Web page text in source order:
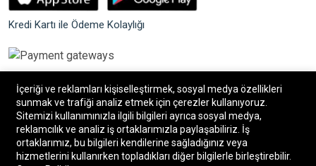
Kredi Kartı ile Ödeme Kolaylığı
©2026 Bilgin Güvenlik Sistemleri. Tüm hakları saklıdır.
İçeriği ve reklamları kişiselleştirmek, sosyal medya özellikleri
sunmak ve trafiği analiz etmek için çerezler kullanıyoruz.
Sitemizi kullanımınızla ilgili bilgileri ayrıca sosyal medya,
reklamcılık ve analiz iş ortaklarımızla paylaşabiliriz. İş
ortaklarımız, bu bilgileri kendilerine sağladığınız veya
hizmetlerini kullanırken topladıkları diğer bilgilerle birleştirebilir.